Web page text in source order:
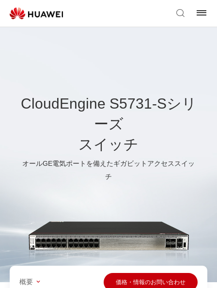
CloudEngine S5731-Sシリ
ーズ
スイッチ
オールGE電気ポートを備えたギガビットアクセススイッ
チ
概要 価格・情報のお問い合わせ